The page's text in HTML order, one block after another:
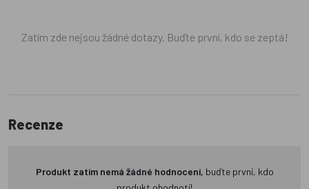
Zatím zde nejsou žádné dotazy. Buďte první, kdo se zeptá!
Recenze
Produkt zatím nemá žádné hodnocení, buďte první, kdo